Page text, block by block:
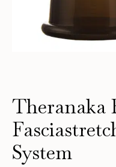
Theranaka
System